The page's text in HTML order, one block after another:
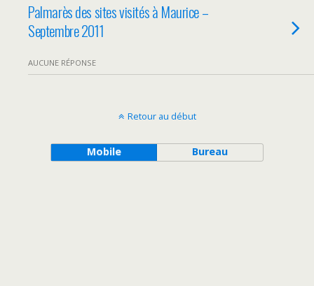
Palmarès des sites visités à Maurice –
Septembre 2011
AUCUNE RÉPONSE
Retour au début
Mobile Bureau